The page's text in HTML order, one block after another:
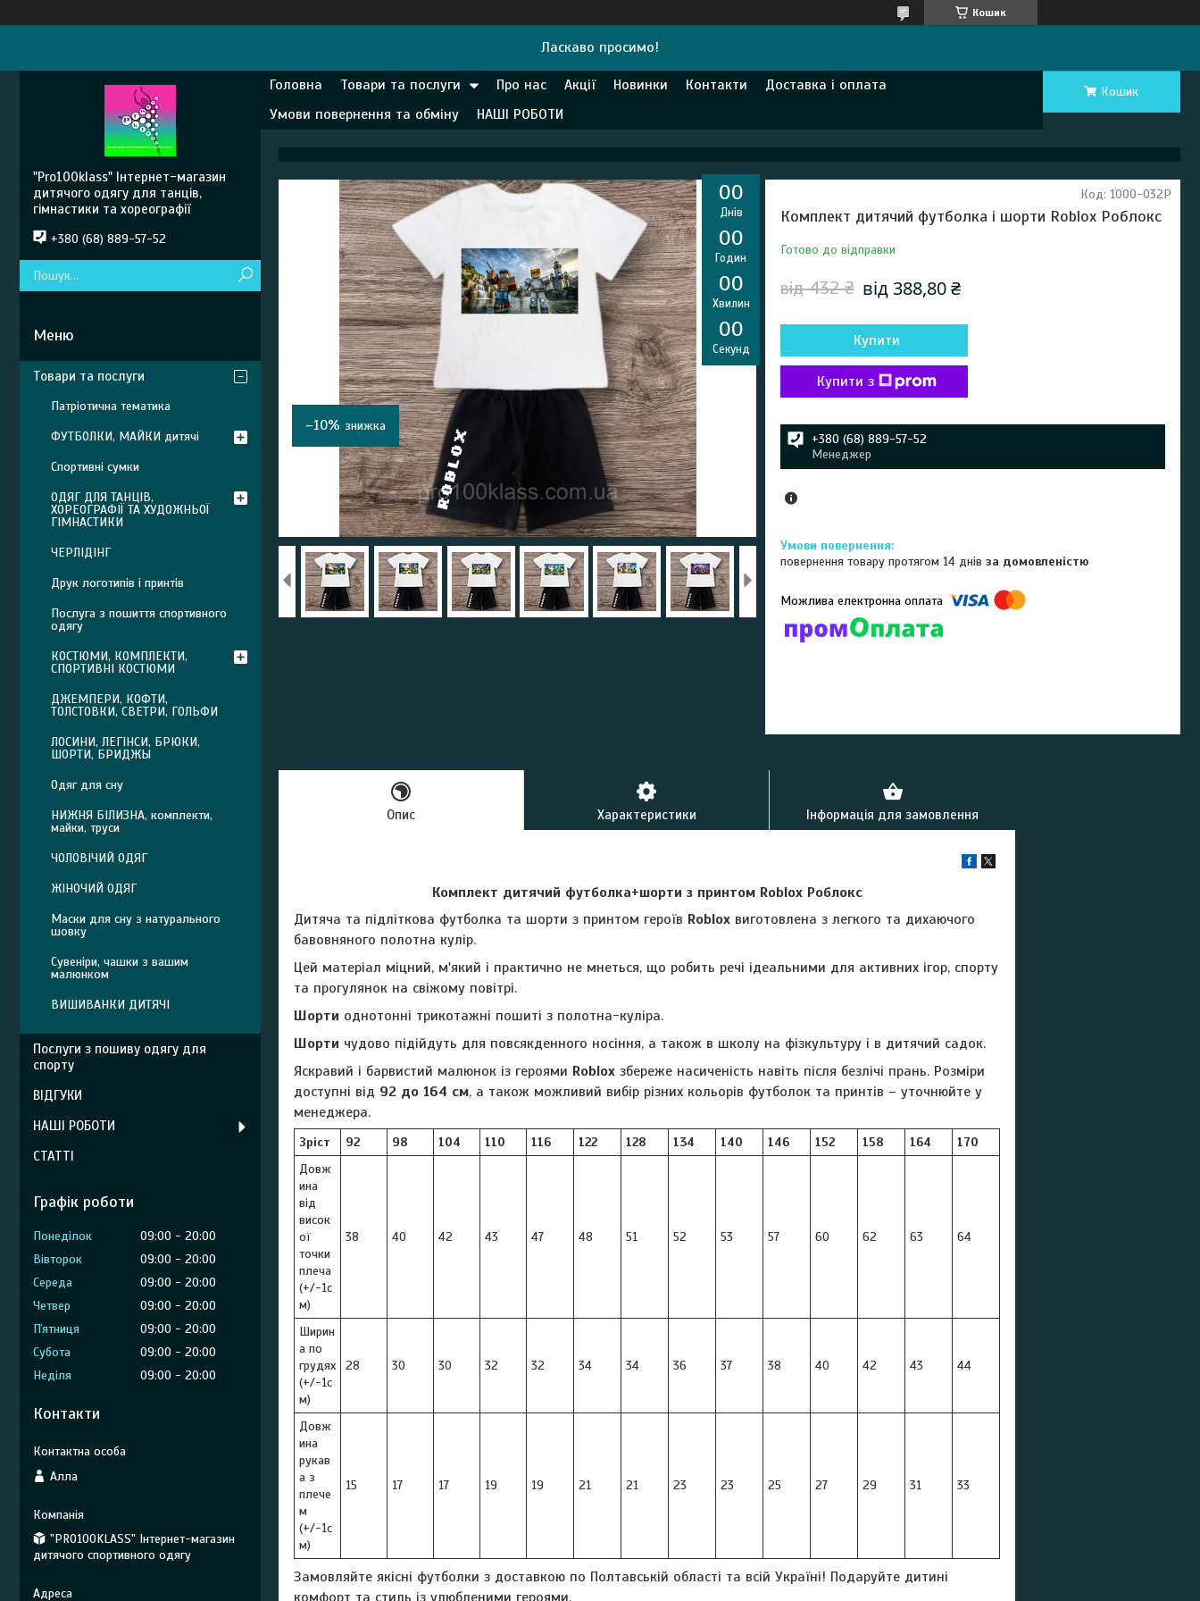
Кошик
Ласкаво просимо!
Головна Товари та послуги Про нас Акції Новинки Контакти
Доставка і оплата
Умови повернення та обміну
НАШІ РОБОТИ
Кошик
00
Днів
00
Годин
00
Хвилин
00
Секунд
–10%
Комплект дитячий футболка і шорти Roblox Роблокс
Готово до відправки
Код: 1000-032Р
від 432 ₴ від 388,80 ₴
Купити
Купити з
+380 (68) 889-57-52
Менеджер
повернення товару протягом 14 днівза домовленістю
Опис Характеристики Інформація для замовлення
Комплект дитячий футболка+шорти з принтом Roblox Роблокс
Дитяча та підліткова футболка та шорти з принтом героїв Roblox виготовлена ​​з легкого та дихаючого
бавовняного полотна кулір.
Цей матеріал міцний, м'який і практично не мнеться, що робить речі ідеальними для активних ігор, спорту
та прогулянок на свіжому повітрі.
Шорти однотонні трикотажні пошиті з полотна-куліра.
Шорти чудово підійдуть для повсякденного носіння, а також в школу на фізкультуру і в дитячий садок.
Яскравий і барвистий малюнок із героями Roblox збереже насиченість навіть після безлічі прань. Розміри
доступні від 92 до 164 см, а також можливий вибір різних кольорів футболок та принтів – уточнюйте у
менеджера.
Зріст 92 98 104 110 116 122 128 134 140 146 152 158 164
170
Довж
ина
від
висок
ої
точки
плеча
(+/-1с
м)
38 40 42 43 47 48 51 52 53 57 60 62 63 64
Ширин
а по
грудях
(+/-1с
м)
28 30 30 32 32 34 34 36 37 38 40 42 43 44
Довж
ина
рукав
а з
плече
м
(+/-1с
м)
15 17 17 19 19 21 21 23 23 25 27 29 31 33
Замовляйте якісні футболки з доставкою по Полтавській області та всій Україні! Подаруйте дитині
"Pro100klass" Інтернет-магазин
дитячого одягу для танців,
гімнастики та хореографії
+380 (68) 889-57-52
Товари та послуги
Патріотична тематика
ФУТБОЛКИ, МАЙКИ дитячі
Спортивні сумки
ОДЯГ ДЛЯ ТАНЦІВ,
ХОРЕОГРАФІЇ ТА ХУДОЖНЬОЇ
ГІМНАСТИКИ
ЧЕРЛІДІНГ
Друк логотипів і принтів
Послуга з пошиття спортивного
одягу
КОСТЮМИ, КОМПЛЕКТИ,
СПОРТИВНІ КОСТЮМИ
ДЖЕМПЕРИ, КОФТИ,
ТОЛСТОВКИ, СВЕТРИ, ГОЛЬФИ
ЛОСИНИ, ЛЕГІНСИ, БРЮКИ,
ШОРТИ, БРИДЖЫ
Одяг для сну
НИЖНЯ БІЛИЗНА, комплекти,
майки, труси
ЧОЛОВІЧИЙ ОДЯГ
ЖІНОЧИЙ ОДЯГ
Маски для сну з натурального
шовку
Сувеніри, чашки з вашим
малюнком
ВИШИВАНКИ ДИТЯЧІ
Послуги з пошиву одягу для
спорту
ВІДГУКИ
НАШІ РОБОТИ
СТАТТІ
Графік роботи
Понеділок 09:00
20:00
Вівторок
09:00
20:00
Середа
09:00
20:00
Четвер
09:00
20:00
Пʼятниця
09:00
20:00
Субота
09:00
20:00
Неділя
09:00 20:00
Контакти
Алла
"PRO100KLASS" Інтернет-магазин
дитячого спортивного одягу